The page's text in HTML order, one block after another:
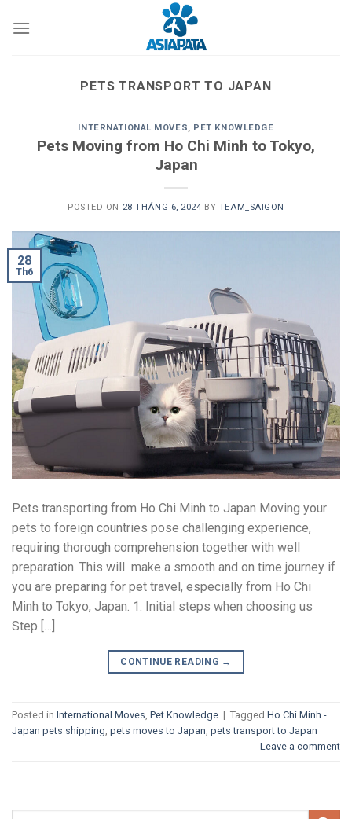
PETS TRANSPORT TO JAPAN
INTERNATIONAL MOVES, PET KNOWLEDGE
Pets Moving from Ho Chi Minh to Tokyo,
Japan
POSTED ON 28 THÁNG 6, 2024 BY TEAM_SAIGON
28
Th6
Pets transporting from Ho Chi Minh to Japan Moving your
pets to foreign countries pose challenging experience,
requiring thorough comprehension together with well
preparation. This will make a smooth and on time journey if
you are preparing for pet travel, especially from Ho Chi
Minh to Tokyo, Japan. 1. Initial steps when choosing us
Step […]
CONTINUE READING →
Posted in International Moves, Pet Knowledge | Tagged Ho Chi Minh -
Japan pets shipping, pets moves to Japan, pets transport to Japan
Leave a comment